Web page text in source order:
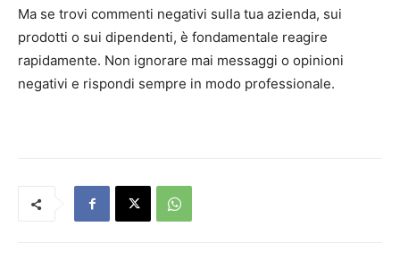
Ma se trovi commenti negativi sulla tua azienda, sui
prodotti o sui dipendenti, è fondamentale reagire
rapidamente. Non ignorare mai messaggi o opinioni
negativi e rispondi sempre in modo professionale.